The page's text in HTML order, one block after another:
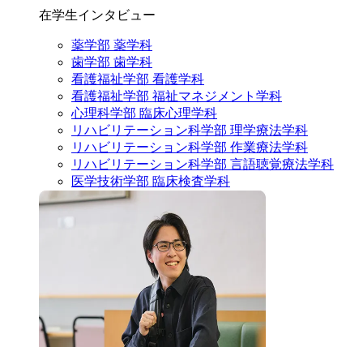
在学生インタビュー
薬学部 薬学科
歯学部 歯学科
看護福祉学部 看護学科
看護福祉学部 福祉マネジメント学科
心理科学部 臨床心理学科
リハビリテーション科学部 理学療法学科
リハビリテーション科学部 作業療法学科
リハビリテーション科学部 言語聴覚療法学科
医学技術学部 臨床検査学科